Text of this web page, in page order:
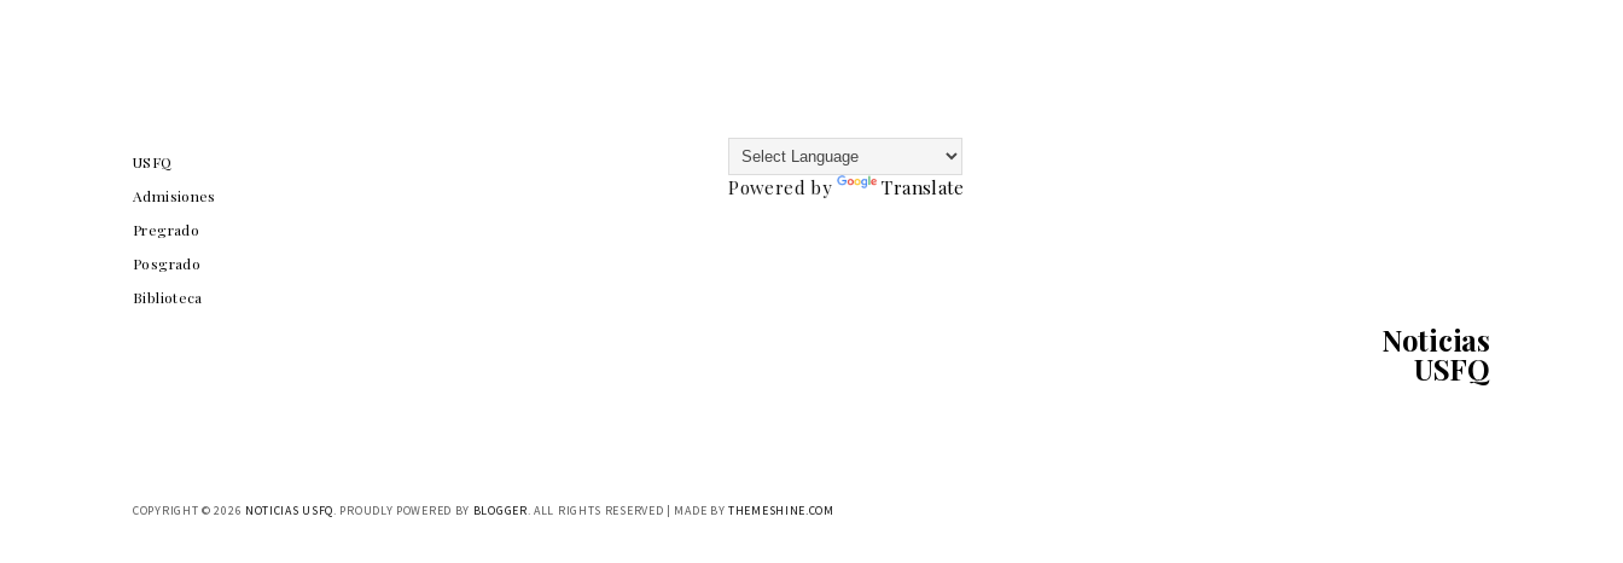
USFQ
Admisiones
Pregrado
Posgrado
Biblioteca
Powered by Translate
Noticias
USFQ
COPYRIGHT ©2026 NOTICIAS USFQ. PROUDLY POWERED BY BLOGGER. ALL RIGHTS RESERVED | MADE BYTHEMESHINE.COM